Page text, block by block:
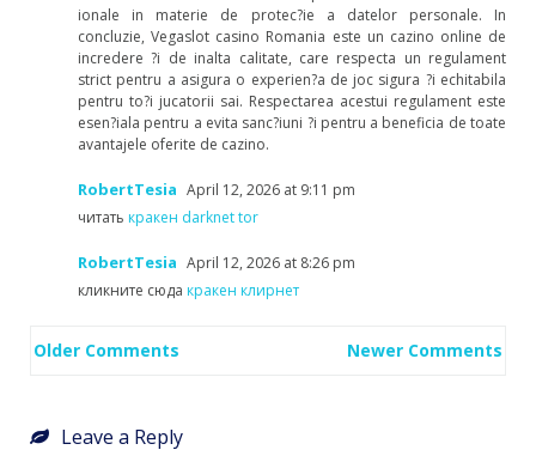
ionale in materie de protec?ie a datelor personale. In
concluzie, Vegaslot casino Romania este un cazino online de
incredere ?i de inalta calitate, care respecta un regulament
strict pentru a asigura o experien?a de joc sigura ?i echitabila
pentru to?i jucatorii sai. Respectarea acestui regulament este
esen?iala pentru a evita sanc?iuni ?i pentru a beneficia de toate
avantajele oferite de cazino.
RobertTesia April 12, 2026 at 9:11 pm
читать кракен darknet tor
RobertTesia April 12, 2026 at 8:26 pm
кликните сюда кракен клирнет
Comment
Older Comments Newer Comments
Leave a Reply